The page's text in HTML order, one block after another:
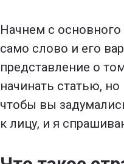
Начнем с основного
само слово и его
представление о
начинать статью,
чтобы вы
к лицу, и я